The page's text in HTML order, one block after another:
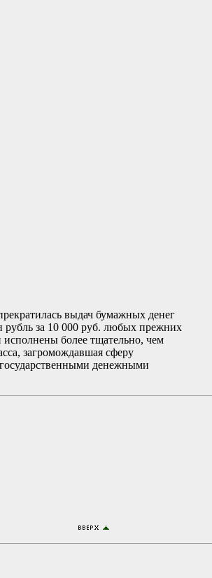
выдач бумажных денег
рубль за 10 000 руб. любых прежних
более тщательно, чем
загромождавшая сферу
денежными